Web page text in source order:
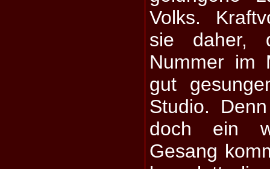
Volks.
sie daher,
Nummer im
gut
Studio.
doch ein
Gesang